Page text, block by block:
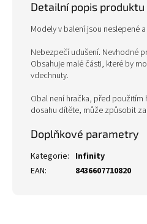
Detailní popis produktu
Modely v balení jsou neslepené
Nebezpečí udušení. Nevhodné
Obsahuje malé části, které by
vdechnuty.
Obal není hračka, před použitím
dosahu dítěte, může způsobit
Doplňkové parametry
Kategorie: Infinity
EAN: 8436607710820